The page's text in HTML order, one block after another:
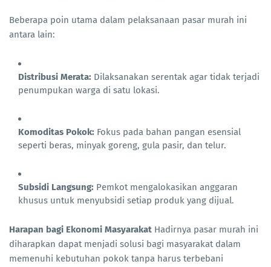
Beberapa poin utama dalam pelaksanaan pasar murah ini
antara lain:
Distribusi Merata: Dilaksanakan serentak agar tidak terjadi
penumpukan warga di satu lokasi.
Komoditas Pokok: Fokus pada bahan pangan esensial
seperti beras, minyak goreng, gula pasir, dan telur.
Subsidi Langsung: Pemkot mengalokasikan anggaran
khusus untuk menyubsidi setiap produk yang dijual.
Harapan bagi Ekonomi Masyarakat Hadirnya pasar murah ini
diharapkan dapat menjadi solusi bagi masyarakat dalam
memenuhi kebutuhan pokok tanpa harus terbebani